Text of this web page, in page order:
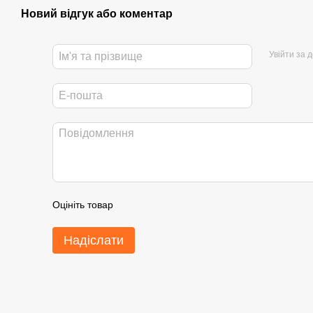
Новий відгук або коментар
Увійти за
Оцініть товар
Надіслати